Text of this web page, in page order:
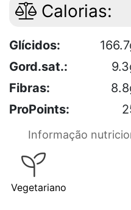
Calorias:
Glícidos:
Gord.sat.:
Fibras:
ProPoints:
Informação
Vegetariano